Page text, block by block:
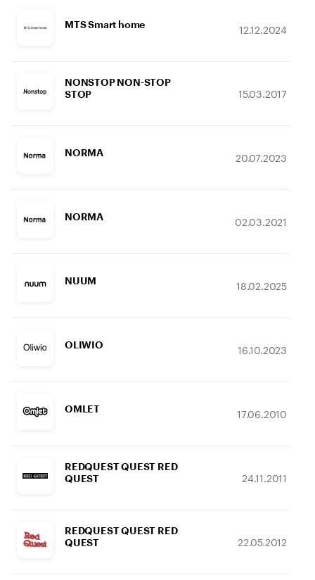
MTS Smart home 12.12.2024
NONSTOP NON-STOP
STOP
15.03.2017
NORMA 20.07.2023
NORMA 02.03.2021
NUUM 18.02.2025
OLIWIO 16.10.2023
OMLET 17.06.2010
REDQUEST QUEST RED
QUEST
24.11.2011
REDQUEST QUEST RED
QUEST
22.05.2012